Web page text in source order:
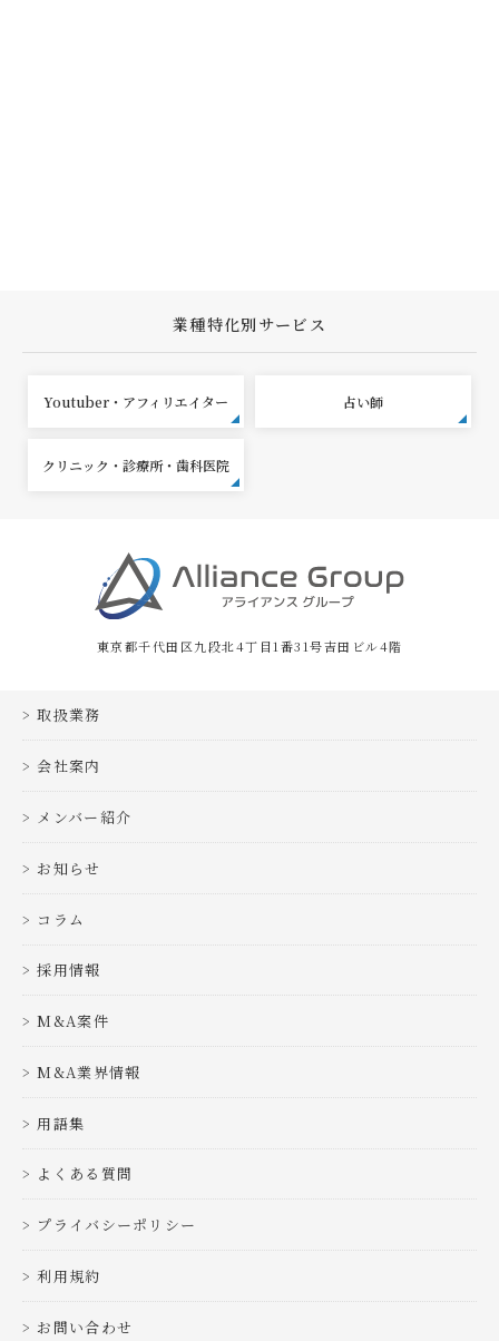
業種特化別サービス
Youtuber・アフィリエイター 占い師
クリニック・診療所・歯科医院
東京都千代田区九段北4丁目1番31号吉田ビル4階
取扱業務
会社案内
メンバー紹介
お知らせ
コラム
採用情報
M&A案件
M&A業界情報
用語集
よくある質問
プライバシーポリシー
利用規約
お問い合わせ